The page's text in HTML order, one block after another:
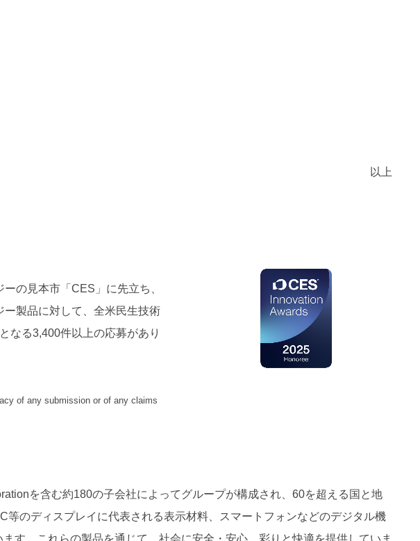
以上
の見本市「CES」に先立ち、
製品に対して、全米民生技術
なる3,400件以上の応募があり
of any submission or of any claims
を含む約180の子会社によってグループが構成され、60を超える国と地
のディスプレイに代表される表示材料、スマートフォンなどのデジタル機
す。これらの製品を通じて、社会に安全・安心、彩りと快適を提供していま